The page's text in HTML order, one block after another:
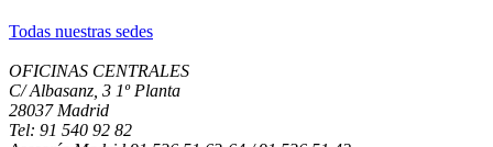
Todas nuestras sedes
OFICINAS CENTRALES
C/ Albasanz, 3 1º Planta
28037 Madrid
Tel: 91 540 92 82